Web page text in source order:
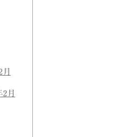
月